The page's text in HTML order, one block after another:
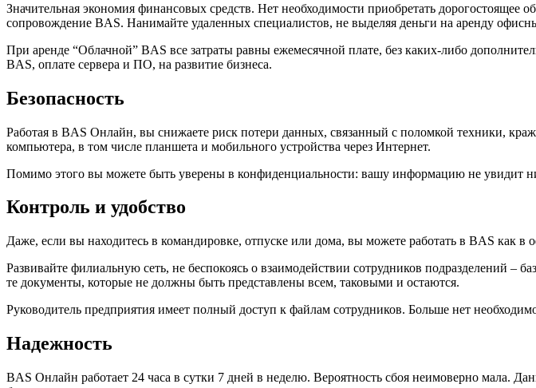
Значительная экономия финансовых средств. Нет необходимости приобретать
сопровождение BAS. Нанимайте удаленных специалистов, не выделяя деньги на аренду
При аренде “Облачной” BAS все затраты равны ежемесячной плате, без каких-либо
BAS, оплате сервера и ПО, на развитие бизнеса.
Безопасность
Работая в BAS Онлайн, вы снижаете риск потери данных, связанный с поломкой техники,
компьютера, в том числе планшета и мобильного устройства через Интернет.
Помимо этого вы можете быть уверены в конфиденциальности: вашу информацию не увидит
Контроль и удобство
Даже, если вы находитесь в командировке, отпуске или дома, вы можете работать в BAS
Развивайте филиальную сеть, не беспокоясь о взаимодействии сотрудников подразделений
те документы, которые не должны быть представлены всем, таковыми и остаются.
Руководитель предприятия имеет полный доступ к файлам сотрудников. Больше нет
Надежность
BAS Онлайн работает 24 часа в сутки 7 дней в неделю. Вероятность сбоя неимоверно мала.